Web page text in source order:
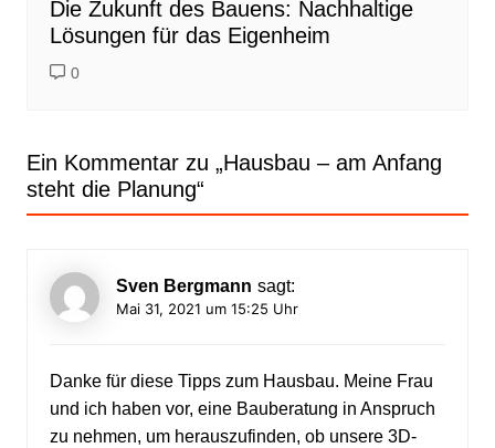
Die Zukunft des Bauens: Nachhaltige
Lösungen für das Eigenheim
0
Ein Kommentar zu „Hausbau – am Anfang
steht die Planung“
Sven Bergmann sagt:
Mai 31, 2021 um 15:25 Uhr
Danke für diese Tipps zum Hausbau. Meine Frau
und ich haben vor, eine Bauberatung in Anspruch
zu nehmen, um herauszufinden, ob unsere 3D-